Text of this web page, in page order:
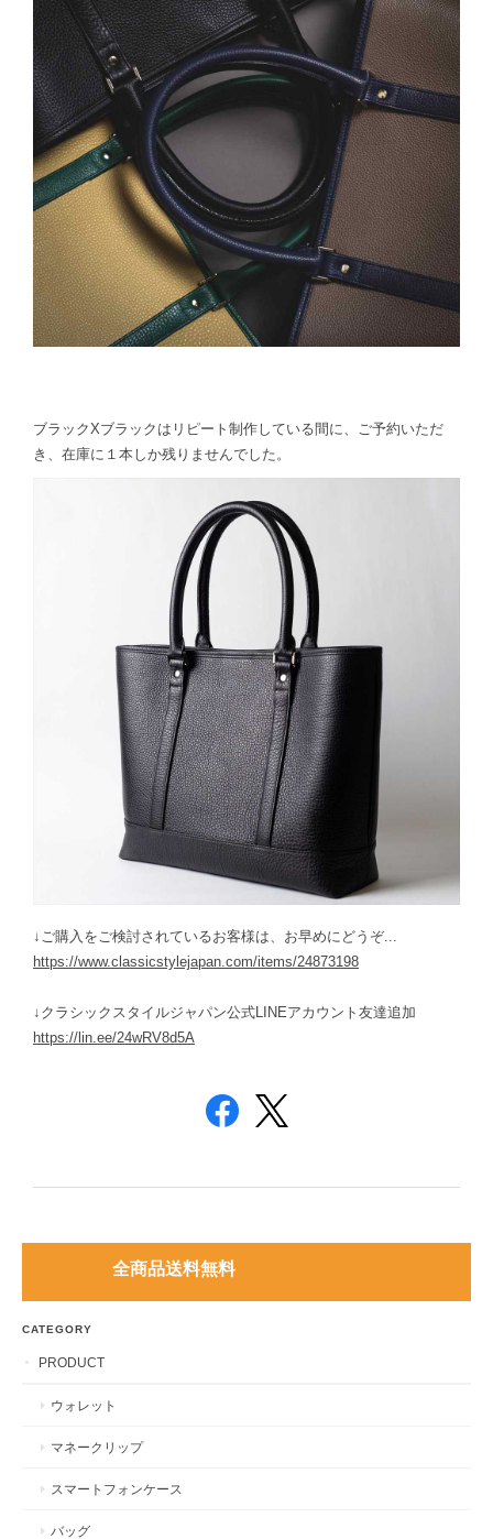
ブラックXブラックはリピート制作している間に、ご予約いただ
き、在庫に１本しか残りませんでした。
↓ご購入をご検討されているお客様は、お早めにどうぞ...
https://www.classicstylejapan.com/items/24873198
↓クラシックスタイルジャパン公式LINEアカウント友達追加
https://lin.ee/24wRV8d5A
全商品送料無料
CATEGORY
PRODUCT
ウォレット
マネークリップ
スマートフォンケース
バッグ